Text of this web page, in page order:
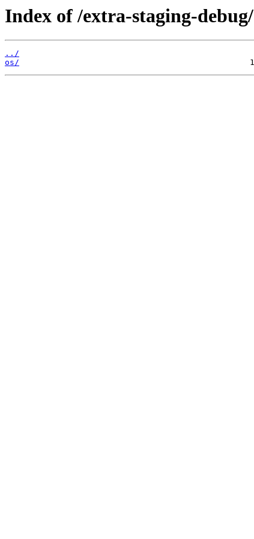
Index of /extra-staging-debug/
../
os/